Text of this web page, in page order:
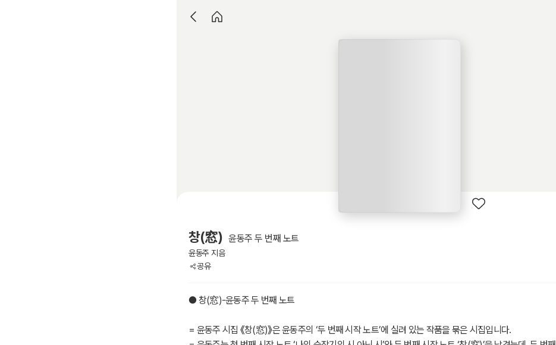
창(窓) 윤동주 두 번째 노트
윤동주 지음
공유
● 창(窓)-윤동주 두 번째 노트
= 윤동주 시집 《창(窓)》은 윤동주의 ‘두 번째 시작 노트’에 실려 있는 작품을 묶은 시집입니다.